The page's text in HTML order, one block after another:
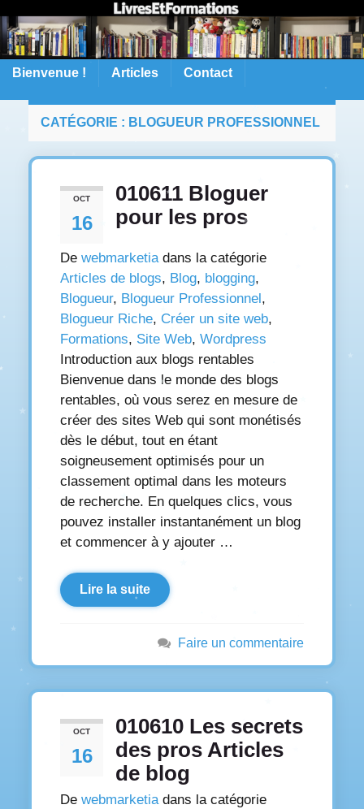
Bienvenue ! Articles Contact
CATÉGORIE : BLOGUEUR PROFESSIONNEL
OCT
16
010611 Bloguer
pour les pros
De webmarketiadans la catégorie
Articles de blogs, Blog, blogging,
Blogueur, Blogueur Professionnel,
Blogueur Riche, Créer un site web,
Formations, Site Web, Wordpress
Introduction aux blogs rentables
Bienvenue dans le monde des blogs
rentables, où vous serez en mesure de
créer des sites Web qui sont monétisés
dès le début, tout en étant
soigneusement optimisés pour un
classement optimal dans les moteurs
de recherche. En quelques clics, vous
pouvez installer instantanément un blog
et commencer à y ajouter …
Lire la suite
Faire un commentaire
OCT
16
010610 Les secrets
des pros Articles
de blog
De webmarketiadans la catégorie